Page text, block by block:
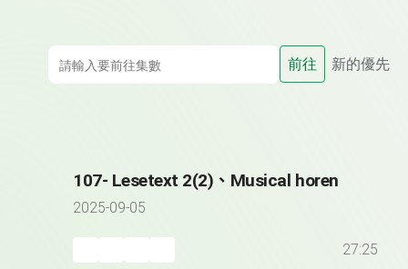
前往 新的優先
107- Lesetext 2(2)、Musical horen
2025-09-05
27:25